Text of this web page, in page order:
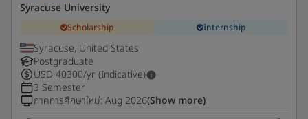
Syracuse University
Scholarship Internship
Syracuse, United States
Postgraduate
USD 40300/yr (Indicative)
3 Semester
ภาคการศึกษาใหม่:Aug 2026(Show more)